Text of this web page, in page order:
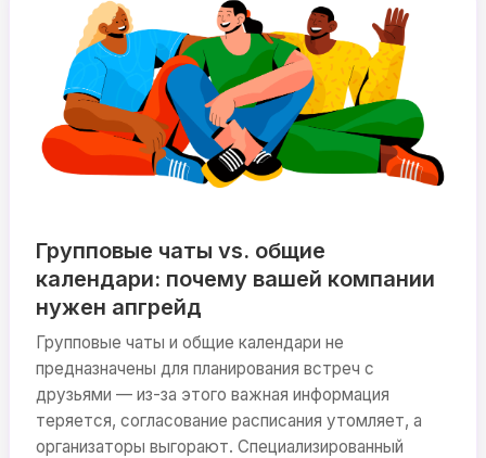
Групповые чаты vs. общие
календари: почему вашей компании
нужен апгрейд
Групповые чаты и общие календари не
предназначены для планирования встреч с
друзьями — из-за этого важная информация
теряется, согласование расписания утомляет, а
организаторы выгорают. Специализированный